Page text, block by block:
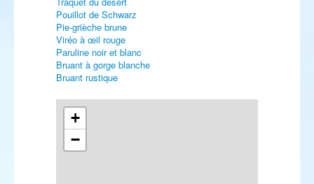
Pouillot de Schwarz
Pie-grièche brune
Viréo à œil rouge
Paruline noir et blanc
Bruant à gorge blanche
Bruant rustique
+
−